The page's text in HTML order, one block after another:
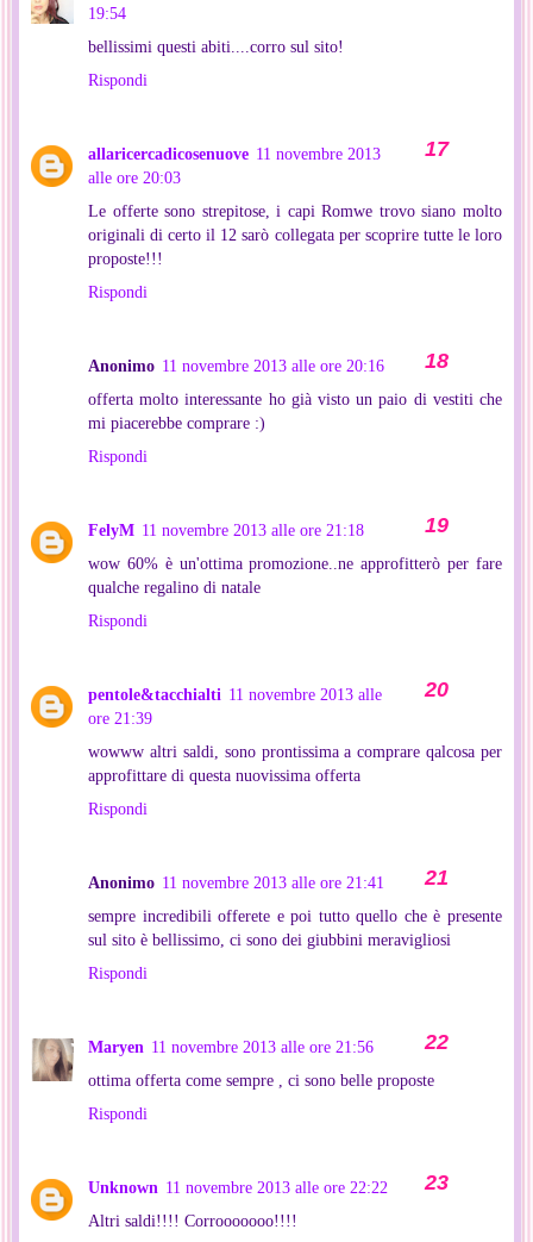
19:54
bellissimi questi abiti....corro sul sito!
Rispondi
allaricercadicosenuove 11 novembre 2013
alle ore 20:03
Le offerte sono strepitose, i capi Romwe trovo siano molto
originali di certo il 12 sarò collegata per scoprire tutte le loro
proposte!!!
Rispondi
Anonimo 11 novembre 2013 alle ore 20:16
offerta molto interessante ho già visto un paio di vestiti che
mi piacerebbe comprare :)
Rispondi
FelyM 11 novembre 2013 alle ore 21:18
wow 60% è un'ottima promozione..ne approfitterò per fare
qualche regalino di natale
Rispondi
pentole&tacchialti 11 novembre 2013 alle
ore 21:39
wowww altri saldi, sono prontissima a comprare qalcosa per
approfittare di questa nuovissima offerta
Rispondi
Anonimo 11 novembre 2013 alle ore 21:41
sempre incredibili offerete e poi tutto quello che è presente
sul sito è bellissimo, ci sono dei giubbini meravigliosi
Rispondi
Maryen 11 novembre 2013 alle ore 21:56
ottima offerta come sempre , ci sono belle proposte
Rispondi
Unknown 11 novembre 2013 alle ore 22:22
Altri saldi!!!! Corrooooooo!!!!